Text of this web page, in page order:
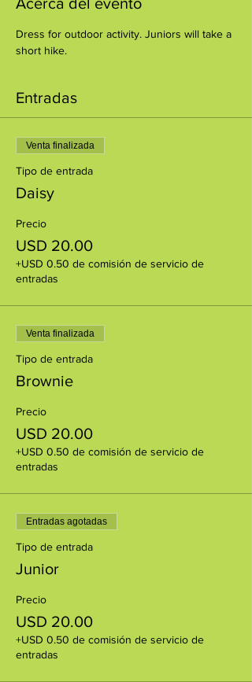
Dress for outdoor activity. Juniors will take a
short hike.
Entradas
Venta finalizada
Tipo de entrada
Daisy
Precio
USD 20.00
+USD 0.50 de comisión de servicio de
entradas
Venta finalizada
Tipo de entrada
Brownie
Precio
USD 20.00
+USD 0.50 de comisión de servicio de
entradas
Entradas agotadas
Tipo de entrada
Junior
Precio
USD 20.00
+USD 0.50 de comisión de servicio de
entradas